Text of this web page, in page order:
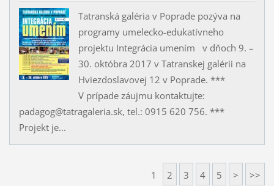
Tatranská galéria v Poprade pozýva na
programy umelecko-edukatívneho
projektu Integrácia umením v dňoch 9. –
30. októbra 2017 v Tatranskej galérii na
Hviezdoslavovej 12 v Poprade. ***
V prípade záujmu kontaktujte:
padagog@tatragaleria.sk, tel.: 0915 620 756. ***
Projekt je...
1 2 3 4 5 > >>